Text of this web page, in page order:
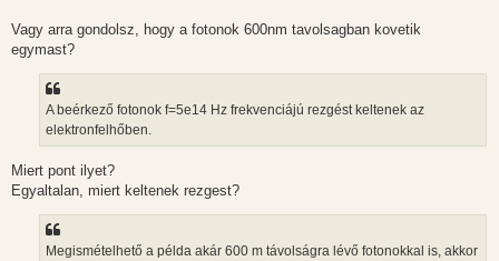
Vagy arra gondolsz, hogy a fotonok 600nm tavolsagban kovetik
egymast?
A beérkező fotonok f=5e14 Hz frekvenciájú rezgést keltenek az
elektronfelhőben.
Miert pont ilyet?
Egyaltalan, miert keltenek rezgest?
Megismételhető a példa akár 600 m távolságra lévő fotonokkal is, akkor